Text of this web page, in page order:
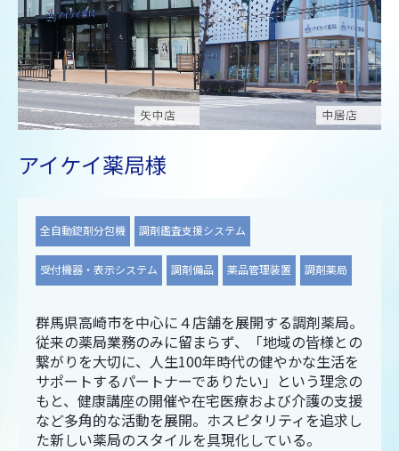
アイケイ薬局様
全自動錠剤分包機 調剤鑑査支援システム
受付機器・表示システム 調剤備品 薬品管理装置 調剤薬局
群馬県高崎市を中心に４店舗を展開する調剤薬局。
従来の薬局業務のみに留まらず、「地域の皆様との
繋がりを大切に、人生100年時代の健やかな生活を
サポートするパートナーでありたい」という理念の
もと、健康講座の開催や在宅医療および介護の支援
など多角的な活動を展開。ホスピタリティを追求し
た新しい薬局のスタイルを具現化している。